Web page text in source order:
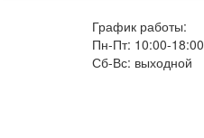
График работы:
Пн-Пт: 10:00-18:00
Сб-Вс: выходной